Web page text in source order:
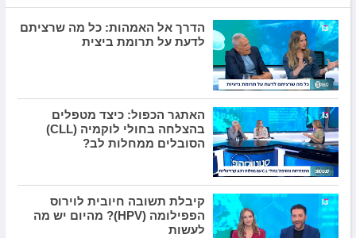
הדרך אל האמהות: כל מה שרציתם
לדעת על תרומת ביצית
האתגר הכפול: כיצד מטפלים
בהצלחה בחולי לוקמיה (CLL)
הסובלים ממחלות לב?
קיבלת תשובה חיובית לוירוס
הפפילומה (HPV)? מהיום יש מה
לעשות